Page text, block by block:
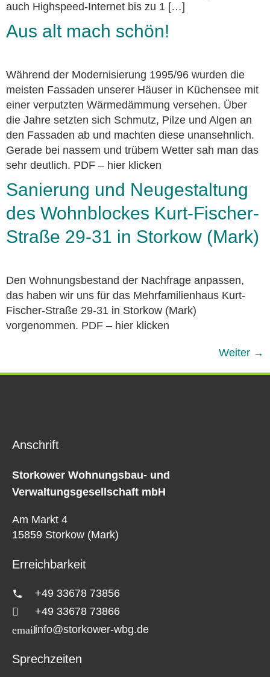
auch Highspeed-Internet bis zu 1 […]
Aus alt mach schön!
Während der Modernisierung 1995/96 wurden die
meisten Fassaden unserer Häuser in Küchensee mit
einer verputzten Wärmedämmung versehen. Über
die Jahre setzten sich Schmutz, Pilze und Algen an
den Fassaden ab und machten diese unansehnlich.
Gerade bei nassem und trübem Wetter sah man das
sehr deutlich. PDF – hier klicken
Sanierung und Neugestaltung
des Wohnblockes Kurt-Fischer-
Straße 29-31 in Storkow (Mark)
Den Wohnungsbestand der Nachfrage anpassen,
das haben wir uns für das Mehrfamilienhaus Kurt-
Fischer-Straße 29-31 in Storkow (Mark)
vorgenommen. PDF – hier klicken
Weiter →
Anschrift
Storkower Wohnungsbau- und
Verwaltungsgesellschaft mbH
Am Markt 4
15859 Storkow (Mark)
Erreichbarkeit
+49 33678 73856
+49 33678 73866
info@storkower-wbg.de
Sprechzeiten